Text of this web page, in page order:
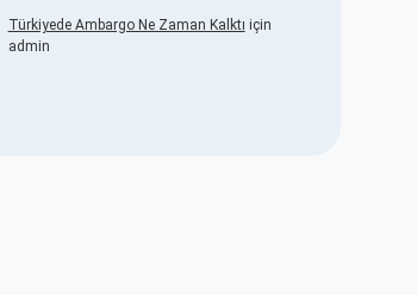
Türkiyede Ambargo Ne Zaman Kalktı için
admin